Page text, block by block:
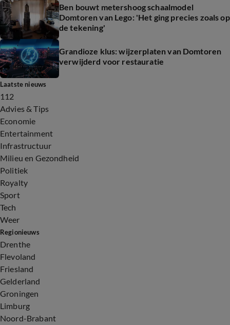
Ben bouwt metershoog schaalmodel
Domtoren van Lego: 'Het ging precies zoals op
de tekening'
Grandioze klus: wijzerplaten van Domtoren
verwijderd voor restauratie
Laatste nieuws
112
Advies & Tips
Economie
Entertainment
Infrastructuur
Milieu en Gezondheid
Politiek
Royalty
Sport
Tech
Weer
Regionieuws
Drenthe
Flevoland
Friesland
Gelderland
Groningen
Limburg
Noord-Brabant